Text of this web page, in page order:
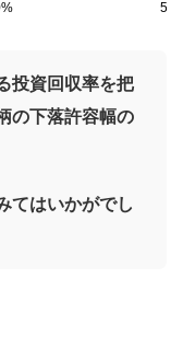
投資回収率を把
の下落許容幅の
てはいかがでし